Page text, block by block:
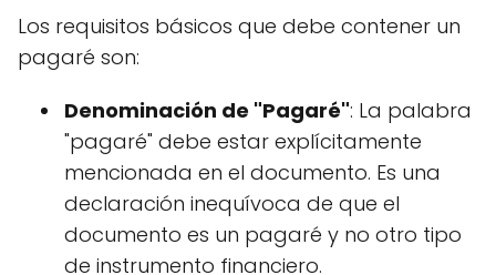
Los requisitos básicos que debe contener un
pagaré son:
Denominación de "Pagaré": La palabra
"pagaré" debe estar explícitamente
mencionada en el documento. Es una
declaración inequívoca de que el
documento es un pagaré y no otro tipo
de instrumento financiero.